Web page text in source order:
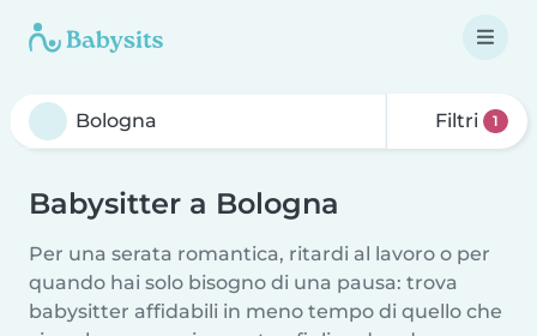
Filtri 1
Babysitter a Bologna
Per una serata romantica, ritardi al lavoro o per
quando hai solo bisogno di una pausa: trova
babysitter affidabili in meno tempo di quello che